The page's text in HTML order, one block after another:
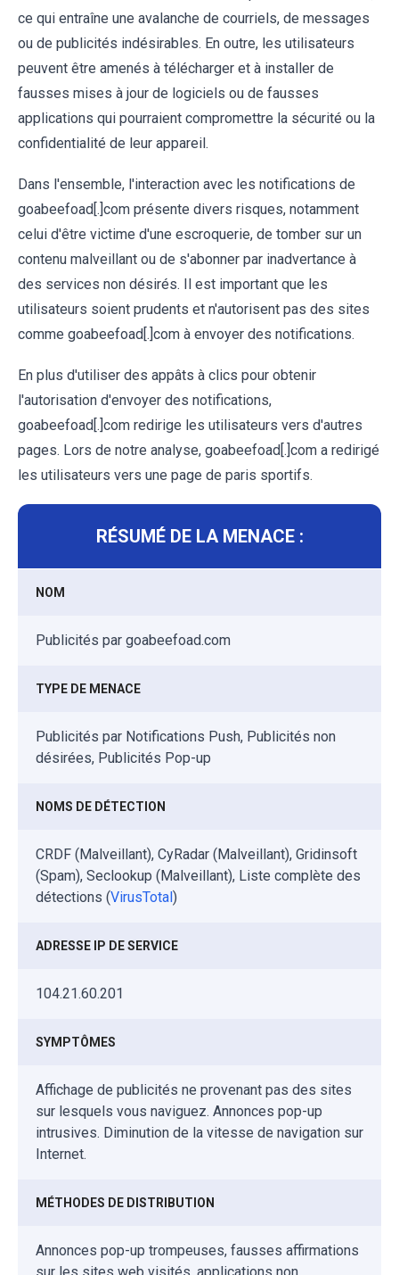
ce qui entraîne une avalanche de courriels, de messages
ou de publicités indésirables. En outre, les utilisateurs
peuvent être amenés à télécharger et à installer de
fausses mises à jour de logiciels ou de fausses
applications qui pourraient compromettre la sécurité ou la
confidentialité de leur appareil.
Dans l'ensemble, l'interaction avec les notifications de
goabeefoad[.]com présente divers risques, notamment
celui d'être victime d'une escroquerie, de tomber sur un
contenu malveillant ou de s'abonner par inadvertance à
des services non désirés. Il est important que les
utilisateurs soient prudents et n'autorisent pas des sites
comme goabeefoad[.]com à envoyer des notifications.
En plus d'utiliser des appâts à clics pour obtenir
l'autorisation d'envoyer des notifications,
goabeefoad[.]com redirige les utilisateurs vers d'autres
pages. Lors de notre analyse, goabeefoad[.]com a redirigé
les utilisateurs vers une page de paris sportifs.
RÉSUMÉ DE LA MENACE :
NOM
Publicités par goabeefoad.com
TYPE DE MENACE
Publicités par Notifications Push, Publicités non
désirées, Publicités Pop-up
NOMS DE DÉTECTION
CRDF (Malveillant), CyRadar (Malveillant), Gridinsoft
(Spam), Seclookup (Malveillant), Liste complète des
détections (VirusTotal )
ADRESSE IP DE SERVICE
104.21.60.201
SYMPTÔMES
Affichage de publicités ne provenant pas des sites
sur lesquels vous naviguez. Annonces pop-up
intrusives. Diminution de la vitesse de navigation sur
Internet.
MÉTHODES DE DISTRIBUTION
Annonces pop-up trompeuses, fausses affirmations